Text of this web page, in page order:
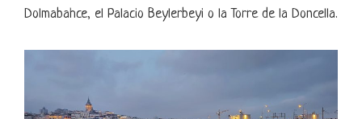
Dolmabahce, el Palacio Beylerbeyi o la Torre de la Doncella.